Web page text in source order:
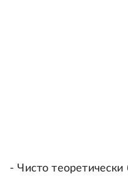
- Чисто